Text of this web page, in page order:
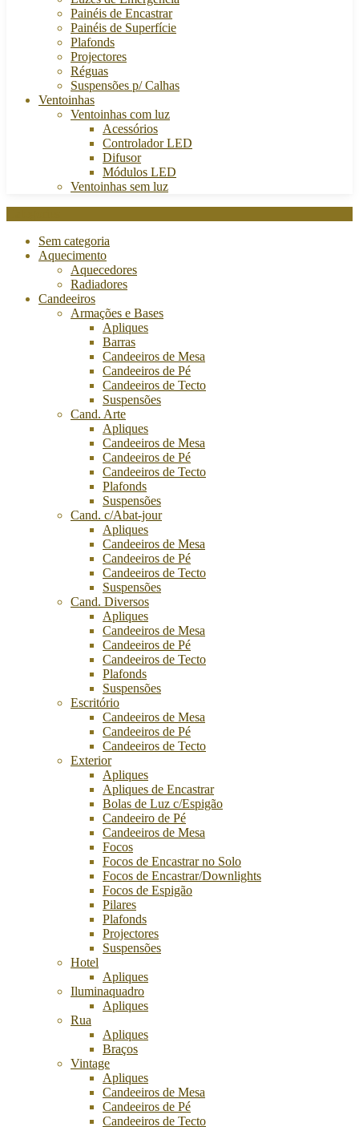
Painéis de Encastrar
Painéis de Superfície
Plafonds
Projectores
Réguas
Suspensões p/ Calhas
Ventoinhas
Ventoinhas com luz
Acessórios
Controlador LED
Difusor
Módulos LED
Ventoinhas sem luz
Sem categoria
Aquecimento
Aquecedores
Radiadores
Candeeiros
Armações e Bases
Apliques
Barras
Candeeiros de Mesa
Candeeiros de Pé
Candeeiros de Tecto
Suspensões
Cand. Arte
Apliques
Candeeiros de Mesa
Candeeiros de Pé
Candeeiros de Tecto
Plafonds
Suspensões
Cand. c/Abat-jour
Apliques
Candeeiros de Mesa
Candeeiros de Pé
Candeeiros de Tecto
Suspensões
Cand. Diversos
Apliques
Candeeiros de Mesa
Candeeiros de Pé
Candeeiros de Tecto
Plafonds
Suspensões
Escritório
Candeeiros de Mesa
Candeeiros de Pé
Candeeiros de Tecto
Exterior
Apliques
Apliques de Encastrar
Bolas de Luz c/Espigão
Candeeiro de Pé
Candeeiros de Mesa
Focos
Focos de Encastrar no Solo
Focos de Encastrar/Downlights
Focos de Espigão
Pilares
Plafonds
Projectores
Suspensões
Hotel
Apliques
Iluminaquadro
Apliques
Rua
Apliques
Braços
Vintage
Apliques
Candeeiros de Mesa
Candeeiros de Pé
Candeeiros de Tecto